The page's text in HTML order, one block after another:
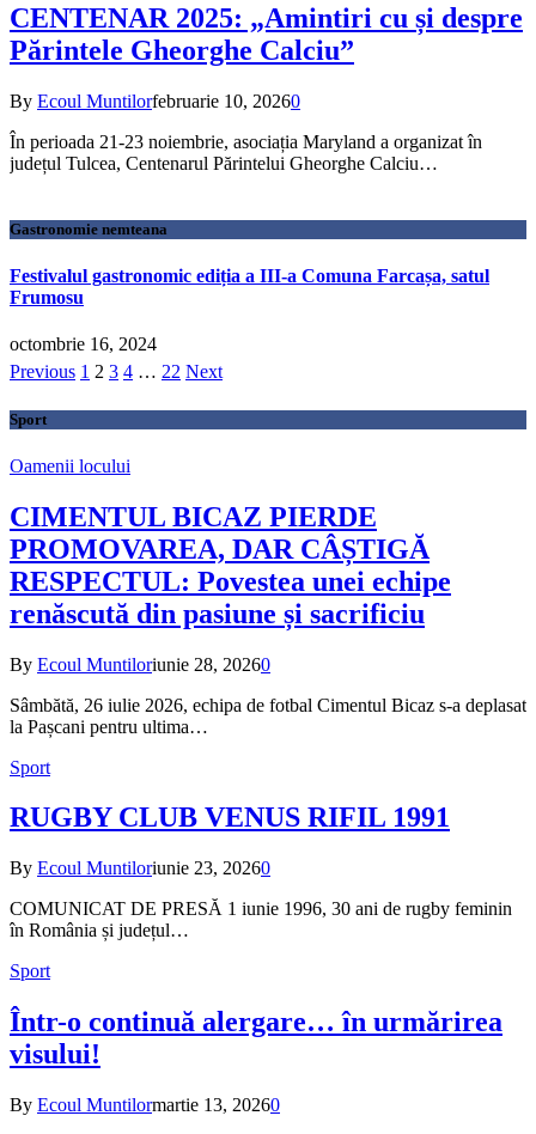
CENTENAR 2025: „Amintiri cu și despre
Părintele Gheorghe Calciu”
By Ecoul Muntilorfebruarie 10, 20260
În perioada 21-23 noiembrie, asociația Maryland a organizat în
județul Tulcea, Centenarul Părintelui Gheorghe Calciu…
Gastronomie nemteana
Festivalul gastronomic ediția a III-a Comuna Farcașa, satul
Frumosu
octombrie 16, 2024
Previous 1 2 3 4 … 22 Next
Sport
Oamenii locului
CIMENTUL BICAZ PIERDE
PROMOVAREA, DAR CÂȘTIGĂ
RESPECTUL: Povestea unei echipe
renăscută din pasiune și sacrificiu
By Ecoul Muntiloriunie 28, 20260
Sâmbătă, 26 iulie 2026, echipa de fotbal Cimentul Bicaz s-a deplasat
la Pașcani pentru ultima…
Sport
RUGBY CLUB VENUS RIFIL 1991
By Ecoul Muntiloriunie 23, 20260
COMUNICAT DE PRESĂ 1 iunie 1996, 30 ani de rugby feminin
în România și județul…
Sport
Într-o continuă alergare… în urmărirea
visului!
By Ecoul Muntilormartie 13, 20260